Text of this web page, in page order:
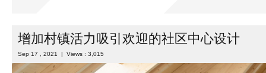
增加村镇活力吸引欢迎的社区中心设计
Sep 17 , 2021 | Views : 3,015